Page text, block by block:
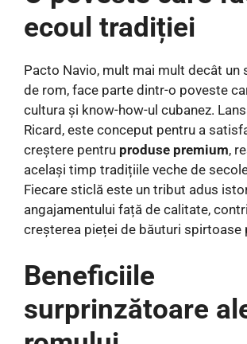
ecoul tradiției
Pacto Navio, mult mai mult decât un
de rom, face parte dintr-o poveste
cultura și know-how-ul cubanez.
Ricard, este conceput pentru a
creștere pentru produse premium,
același timp tradițiile veche de
Fiecare sticlă este un tribut adus
angajamentului față de calitate,
creșterea pieței de băuturi spirtoase
Beneficiile
surprinzătoare